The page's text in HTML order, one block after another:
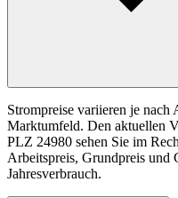
Strompreise variieren je
Marktumfeld. Den aktuellen
PLZ 24980 sehen Sie im
Arbeitspreis, Grundpreis und
Jahresverbrauch.